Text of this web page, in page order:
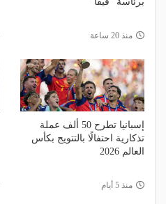
منذ 20 ساعة
إسبانيا تطرح 50 ألف عملة
تذكارية احتفالًا بالتتويج بكأس
العالم 2026
منذ 5 أيام